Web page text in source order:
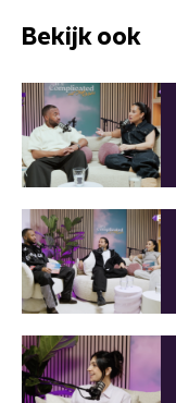
Bekijk ook